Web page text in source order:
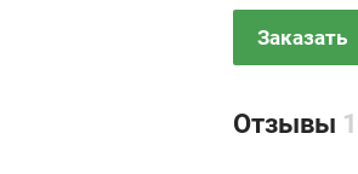
Заказать
Отзывы 1